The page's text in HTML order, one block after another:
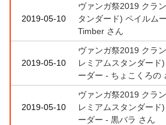
2019-05-10
ヴァンガ祭2019 クラ
タンダード) ペイルム
Timber さん
2019-05-10
ヴァンガ祭2019 クラ
レミアムスタンダード
ーダー - ちょこくろの
2019-05-10
ヴァンガ祭2019 クラ
レミアムスタンダード
ーダー - 黒バラ さん